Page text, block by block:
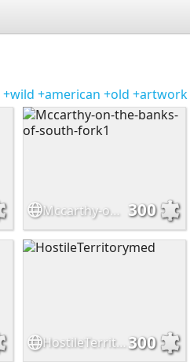
+wild +american +old +artwork
Mccarthy-on-the-banks-of-south-fork1 300
HostileTerritorymed 300